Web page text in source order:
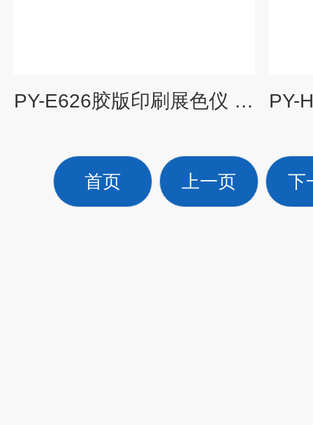
PY-E626胶版印刷展色仪 普通UV油墨打样机
首页 上一页 下